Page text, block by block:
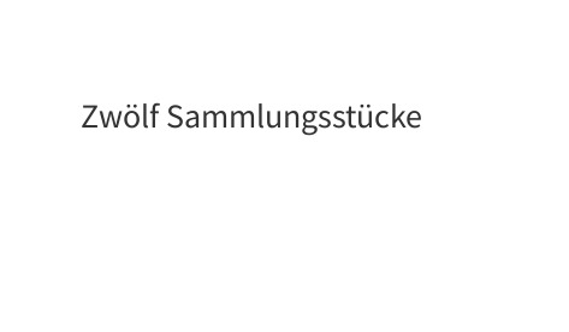
Zwölf Sammlungsstücke